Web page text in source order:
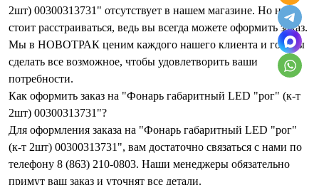
2шт) 00300313731" отсутствует в нашем магазине. Но не
стоит расстраиваться, ведь вы всегда можете оформить заказ.
Мы в НОВОТРАК ценим каждого нашего клиента и готовы
сделать все возможное, чтобы удовлетворить ваши
потребности.
Как оформить заказ на "Фонарь габаритный LED "рог" (к-т
2шт) 00300313731"?
Для оформления заказа на "Фонарь габаритный LED "рог"
(к-т 2шт) 00300313731", вам достаточно связаться с нами по
телефону 8 (863) 210-0803. Наши менеджеры обязательно
примут ваш заказ и уточнят все детали.